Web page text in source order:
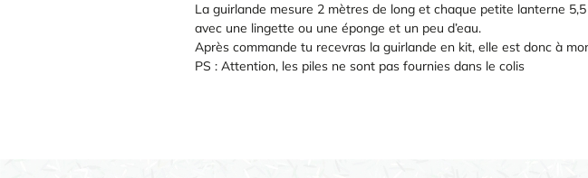
La guirlande mesure 2 mètres de long et chaque petite lanterne
avec une lingette ou une éponge et un peu d’eau.
Après commande tu recevras la guirlande en kit, elle est donc à
PS : Attention, les piles ne sont pas fournies dans le colis